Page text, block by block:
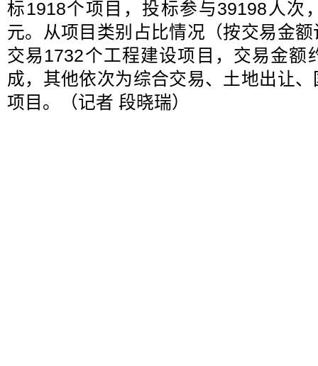
标1918个项目，投标参与39198人次
元。从项目类别占比情况（按交易金
交易1732个工程建设项目，交易金额
成，其他依次为综合交易、土地出让
项目。（记者 段晓瑞）